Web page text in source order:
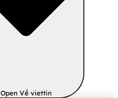
Open Về viettin